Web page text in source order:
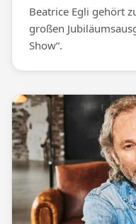
Beatrice Egli gehört
großen
Show“.